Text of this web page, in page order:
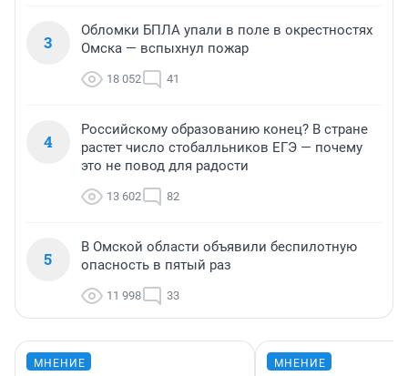
3
Обломки БПЛА упали в поле в окрестностях
Омска — вспыхнул пожар
18 052 41
4
Российскому образованию конец? В стране
растет число стобалльников ЕГЭ — почему
это не повод для радости
13 602 82
5
В Омской области объявили беспилотную
опасность в пятый раз
11 998 33
МНЕНИЕ МНЕНИЕ